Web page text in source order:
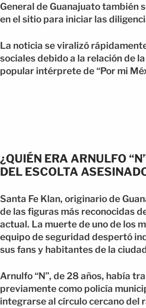
General de Guanajuato también
en el sitio para iniciar las
La noticia se viralizó
sociales debido a la relación de
popular intérprete de “Por mi
¿QUIÉN ERA ARNULFO
DEL ESCOLTA
Santa Fe Klan, originario de
de las figuras más reconocidas
actual. La muerte de uno de los
equipo de seguridad despertó
sus fans y habitantes de la
Arnulfo “N”, de 28 años, había
previamente como policía
integrarse al círculo cercano del